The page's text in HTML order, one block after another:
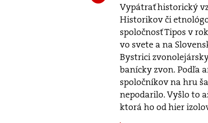
Vypátrať historický
Historikov či
spoločnosť Tipos v
vo svete a na
Bystrici
banícky zvon. Podľa
spoločníkov na hru
nepodarilo. Vyšlo to
ktorá ho od hier